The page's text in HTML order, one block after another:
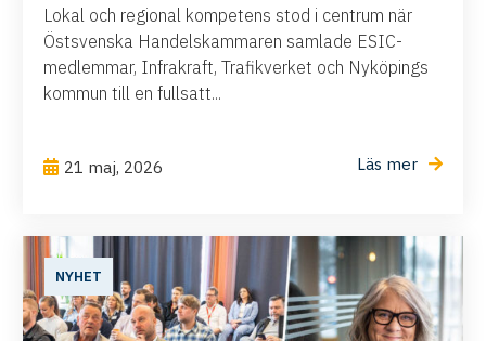
Lokal och regional kompetens stod i centrum när
Östsvenska Handelskammaren samlade ESIC-
medlemmar, Infrakraft, Trafikverket och Nyköpings
kommun till en fullsatt...
21 maj, 2026 Läs mer
NYHET